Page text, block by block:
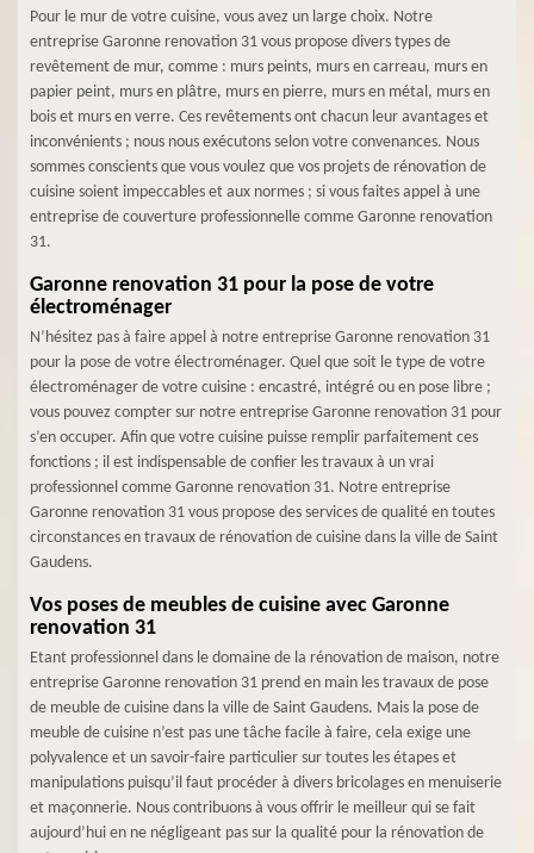
Pour le mur de votre cuisine, vous avez un large choix. Notre
entreprise Garonne renovation 31 vous propose divers types de
revêtement de mur, comme : murs peints, murs en carreau, murs en
papier peint, murs en plâtre, murs en pierre, murs en métal, murs en
bois et murs en verre. Ces revêtements ont chacun leur avantages et
inconvénients ; nous nous exécutons selon votre convenances. Nous
sommes conscients que vous voulez que vos projets de rénovation de
cuisine soient impeccables et aux normes ; si vous faites appel à une
entreprise de couverture professionnelle comme Garonne renovation
31.
Garonne renovation 31 pour la pose de votre
électroménager
N’hésitez pas à faire appel à notre entreprise Garonne renovation 31
pour la pose de votre électroménager. Quel que soit le type de votre
électroménager de votre cuisine : encastré, intégré ou en pose libre ;
vous pouvez compter sur notre entreprise Garonne renovation 31 pour
s’en occuper. Afin que votre cuisine puisse remplir parfaitement ces
fonctions ; il est indispensable de confier les travaux à un vrai
professionnel comme Garonne renovation 31. Notre entreprise
Garonne renovation 31 vous propose des services de qualité en toutes
circonstances en travaux de rénovation de cuisine dans la ville de Saint
Gaudens.
Vos poses de meubles de cuisine avec Garonne
renovation 31
Etant professionnel dans le domaine de la rénovation de maison, notre
entreprise Garonne renovation 31 prend en main les travaux de pose
de meuble de cuisine dans la ville de Saint Gaudens. Mais la pose de
meuble de cuisine n’est pas une tâche facile à faire, cela exige une
polyvalence et un savoir-faire particulier sur toutes les étapes et
manipulations puisqu’il faut procéder à divers bricolages en menuiserie
et maçonnerie. Nous contribuons à vous offrir le meilleur qui se fait
aujourd’hui en ne négligeant pas sur la qualité pour la rénovation de